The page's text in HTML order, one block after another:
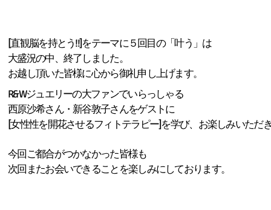
[直観脳を持とう!!]をテーマに５回目の「叶う」は
大盛況の中、終了しました。
お越し頂いた皆様に心から御礼申し上げます。
R&Wジュエリーの大ファンでいらっしゃる
西原沙希さん・新谷敦子さんをゲストに
[女性性を開花させるフィトテラピー]を学び、お楽しみいただ
今回ご都合がつかなかった皆様も
次回またお会いできることを楽しみにしております。